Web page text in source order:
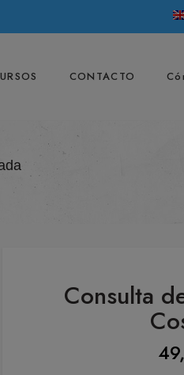
CONTACTO
Consulta